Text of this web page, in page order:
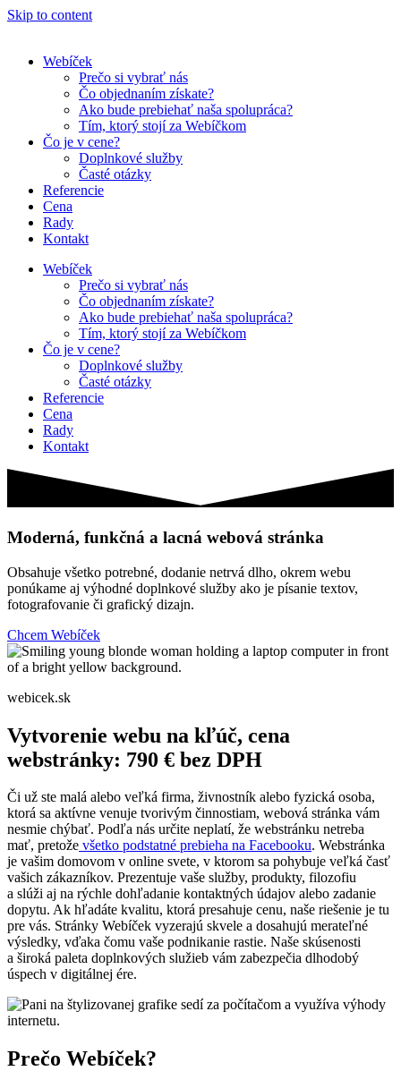
Skip to content
Webíček
Prečo si vybrať nás
Čo objednaním získate?
Ako bude prebiehať naša spolupráca?
Tím, ktorý stojí za Webíčkom
Čo je v cene?
Doplnkové služby
Časté otázky
Referencie
Cena
Rady
Kontakt
Webíček
Prečo si vybrať nás
Čo objednaním získate?
Ako bude prebiehať naša spolupráca?
Tím, ktorý stojí za Webíčkom
Čo je v cene?
Doplnkové služby
Časté otázky
Referencie
Cena
Rady
Kontakt
Moderná, funkčná a lacná webová stránka
Obsahuje všetko potrebné, dodanie netrvá dlho, okrem webu
ponúkame aj výhodné doplnkové služby ako je písanie textov,
fotografovanie či grafický dizajn.
Chcem Webíček
webicek.sk
Vytvorenie webu na kľúč, cena
webstránky: 790 € bez DPH
Či už ste malá alebo veľká firma, živnostník alebo fyzická osoba,
ktorá sa aktívne venuje tvorivým činnostiam, webová stránka vám
nesmie chýbať. Podľa nás určite neplatí, že webstránku netreba
mať, pretože všetko podstatné prebieha na Facebooku. Webstránka
je vašim domovom v online svete, v ktorom sa pohybuje veľká časť
vašich zákazníkov. Prezentuje vaše služby, produkty, filozofiu
a slúži aj na rýchle dohľadanie kontaktných údajov alebo zadanie
dopytu. Ak hľadáte kvalitu, ktorá presahuje cenu, naše riešenie je tu
pre vás. Stránky Webíček vyzerajú skvele a dosahujú merateľné
výsledky, vďaka čomu vaše podnikanie rastie. Naše skúsenosti
a široká paleta doplnkových služieb vám zabezpečia dlhodobý
úspech v digitálnej ére.
Prečo Webíček?